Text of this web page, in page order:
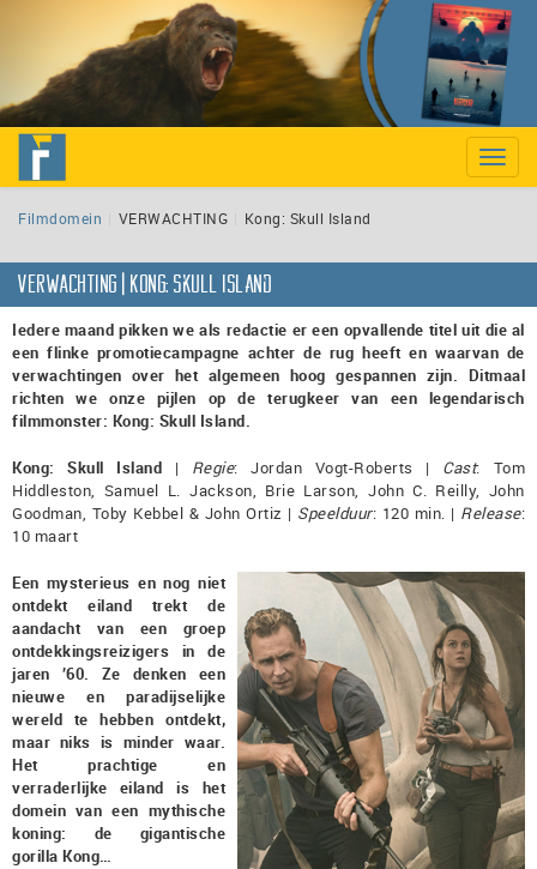
Toggle
Filmdomein VERWACHTING Kong: Skull Island
VERWACHTING | Kong: Skull Island
Iedere maand pikken we als redactie er een opvallende titel uit die al
een flinke promotiecampagne achter de rug heeft en waarvan de
verwachtingen over het algemeen hoog gespannen zijn. Ditmaal
richten we onze pijlen op de terugkeer van een legendarisch
filmmonster: Kong: Skull Island.
Kong: Skull Island | Regie: Jordan Vogt-Roberts | Cast: Tom
Hiddleston, Samuel L. Jackson, Brie Larson, John C. Reilly, John
Goodman, Toby Kebbel & John Ortiz | Speelduur: 120 min. | Release:
10 maart
Een mysterieus en nog niet
ontdekt eiland trekt de
aandacht van een groep
ontdekkingsreizigers in de
jaren ’60. Ze denken een
nieuwe en paradijselijke
wereld te hebben ontdekt,
maar niks is minder waar.
Het prachtige en
verraderlijke eiland is het
domein van een mythische
koning: de gigantische
gorilla Kong…